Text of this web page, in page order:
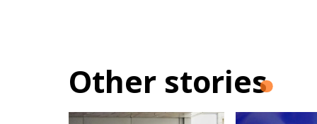
Other stories